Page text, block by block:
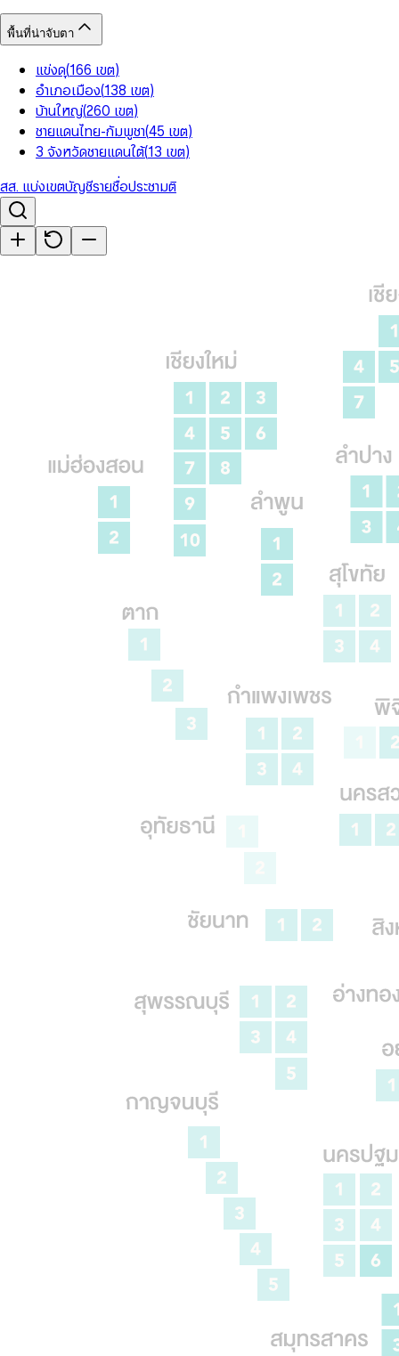
พื้นที่น่าจับตา
แข่งดุ(166 เขต)
อำเภอเมือง(138 เขต)
บ้านใหญ่(260 เขต)
ชายแดนไทย-กัมพูชา(45 เขต)
3 จังหวัดชายแดนใต้(13 เขต)
สส. แบ่งเขตบัญชีรายชื่อประชามติ